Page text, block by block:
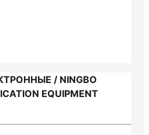
/ NINGBO
EQUIPMENT